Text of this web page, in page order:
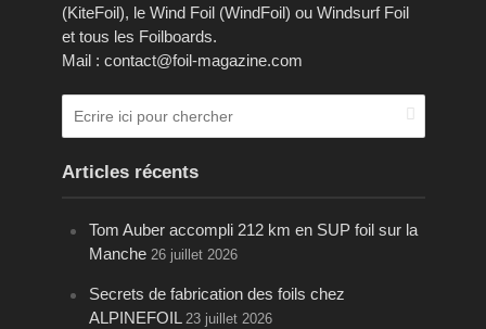
(KiteFoil), le Wind Foil (WindFoil) ou Windsurf Foil
et tous les Foilboards.
Mail : contact@foil-magazine.com
Articles récents
Tom Auber accompli 212 km en SUP foil sur la
Manche 26 juillet 2026
Secrets de fabrication des foils chez
ALPINEFOIL 23 juillet 2026